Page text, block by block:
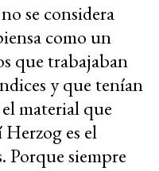
se considera
como un
que trabajaban
y que tenían
material que
es el
Porque siempre